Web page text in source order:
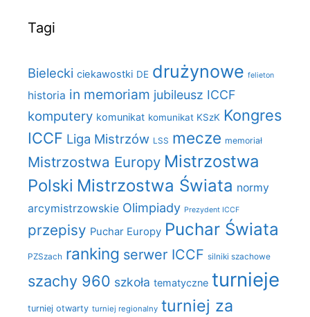
Tagi
Bielecki ciekawostki DE drużynowe felieton
historia in memoriam jubileusz ICCF
komputery komunikat komunikat KSzK Kongres
ICCF Liga Mistrzów LSS mecze memoriał
Mistrzostwa Europy Mistrzostwa
Polski Mistrzostwa Świata normy
arcymistrzowskie Olimpiady Prezydent ICCF
przepisy Puchar Europy Puchar Świata
PZSzach ranking serwer ICCF silniki szachowe
szachy 960 szkoła tematyczne turnieje
turniej otwarty turniej regionalny turniej za